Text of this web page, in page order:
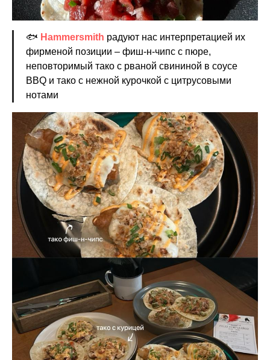
🐟 Hammersmith радуют нас интерпретацией их
фирменой позиции – фиш-н-чипс с пюре,
неповторимый тако с рваной свининой в соусе
BBQ и тако с нежной курочкой с цитрусовыми
нотами